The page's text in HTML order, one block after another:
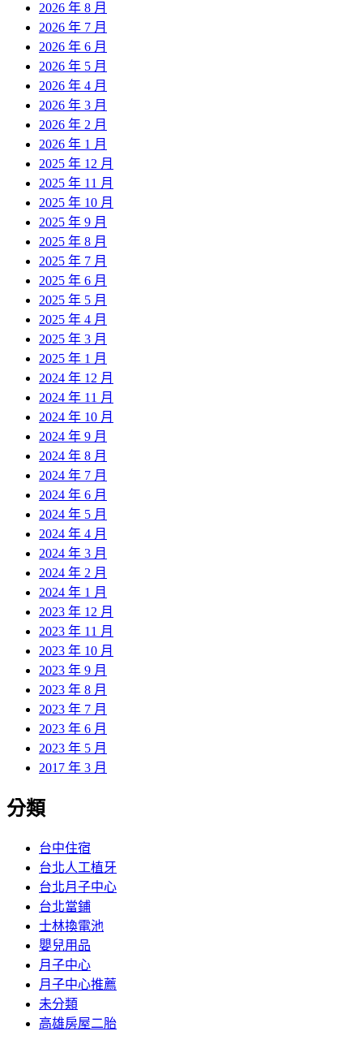
2026 年 8 月
2026 年 7 月
2026 年 6 月
2026 年 5 月
2026 年 4 月
2026 年 3 月
2026 年 2 月
2026 年 1 月
2025 年 12 月
2025 年 11 月
2025 年 10 月
2025 年 9 月
2025 年 8 月
2025 年 7 月
2025 年 6 月
2025 年 5 月
2025 年 4 月
2025 年 3 月
2025 年 1 月
2024 年 12 月
2024 年 11 月
2024 年 10 月
2024 年 9 月
2024 年 8 月
2024 年 7 月
2024 年 6 月
2024 年 5 月
2024 年 4 月
2024 年 3 月
2024 年 2 月
2024 年 1 月
2023 年 12 月
2023 年 11 月
2023 年 10 月
2023 年 9 月
2023 年 8 月
2023 年 7 月
2023 年 6 月
2023 年 5 月
2017 年 3 月
分類
台中住宿
台北人工植牙
台北月子中心
台北當鋪
士林換電池
嬰兒用品
月子中心
月子中心推薦
未分類
高雄房屋二胎